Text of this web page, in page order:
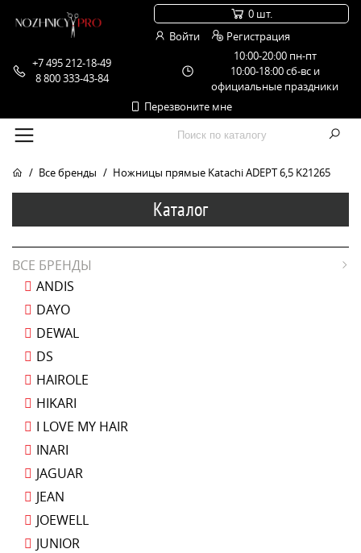
+7 495 212-18-49
8 800 333-43-84
10:00-20:00 пн-пт
10:00-18:00 сб-вс и
официальные праздники
Перезвоните мне
0 шт.
Войти
Регистрация
Все бренды Ножницы прямые Katachi ADEPT 6,5 K21265
Каталог
ВСЕ БРЕНДЫ
ANDIS
DAYO
DEWAL
DS
HAIROLE
HIKARI
I LOVE MY HAIR
INARI
JAGUAR
JEAN
JOEWELL
JUNIOR